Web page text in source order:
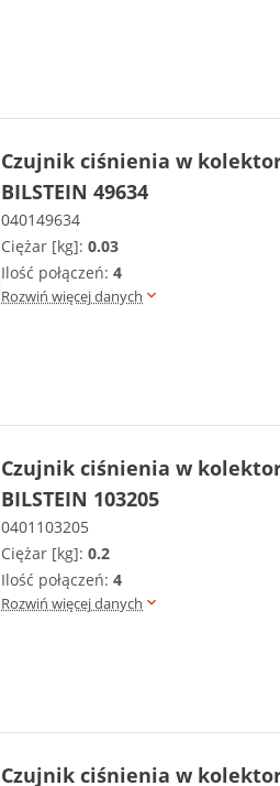
Czujnik ciśnienia w
BILSTEIN 49634
040149634
Ciężar [kg]: 0.03
Ilość połączeń: 4
Rozwiń więcej danych
Czujnik ciśnienia w
BILSTEIN 103205
0401103205
Ciężar [kg]: 0.2
Ilość połączeń: 4
Rozwiń więcej danych
Czujnik ciśnienia w